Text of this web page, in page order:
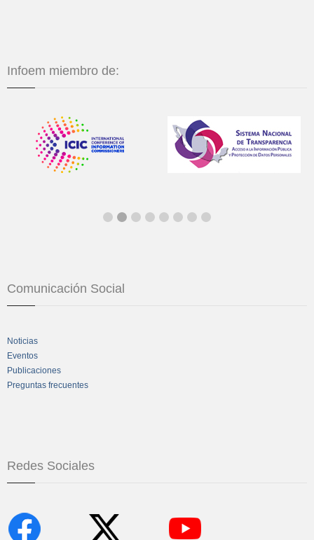
Infoem miembro de:
Comunicación Social
Noticias
Eventos
Publicaciones
Preguntas frecuentes
Redes Sociales